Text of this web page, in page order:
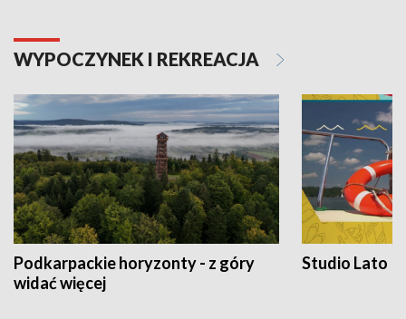
WYPOCZYNEK I REKREACJA
Podkarpackie horyzonty - z góry
widać więcej
Studio Lato